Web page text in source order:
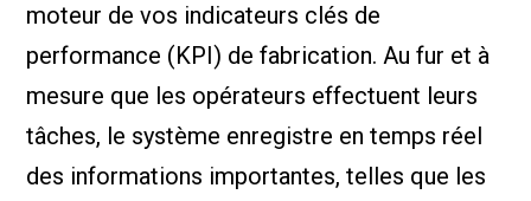
moteur de vos indicateurs clés de
performance (KPI) de fabrication. Au fur et à
mesure que les opérateurs effectuent leurs
tâches, le système enregistre en temps réel
des informations importantes, telles que les